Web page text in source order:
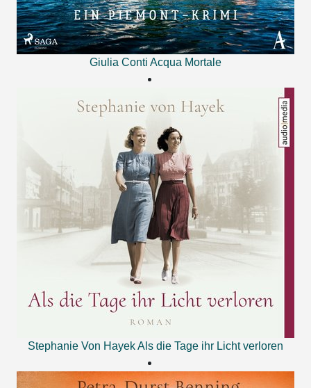
Giulia Conti Acqua Mortale
Stephanie Von HayekAls die Tage ihr Licht verloren